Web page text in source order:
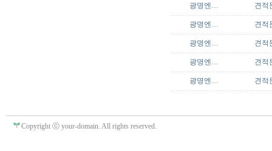
광명엔… 견
광명엔… 견
광명엔… 견
광명엔… 견
광명엔… 견
Copyright ⓒ your-domain. All rights reserved.